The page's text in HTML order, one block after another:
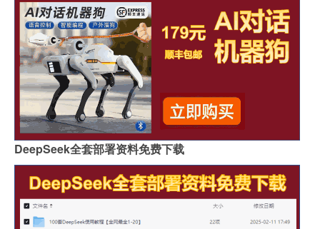
DeepSeek全套部署资料免费下载